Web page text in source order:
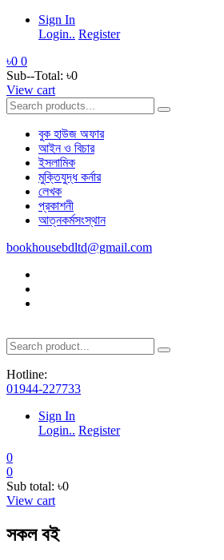
Sign In
Login.. Register
৳0 0
Sub--Total: ৳0
View cart
বুক হাউজ অফার
আইন ও বিচার
ইসলামিক
মুক্তিযুদ্ধ কর্নার
লেখক
প্রকাশনী
আত্নকর্মসংস্থান
bookhousebdltd@gmail.com
Hotline:
01944-227733
Sign In
Login.. Register
0
0
Sub total: ৳0
View cart
সকল বই